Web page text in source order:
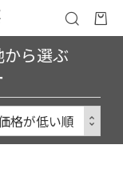
から選ぶ